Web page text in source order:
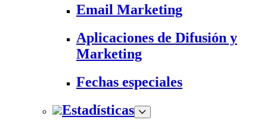
Email Marketing
Aplicaciones de Difusión y
Marketing
Fechas especiales
Estadísticas